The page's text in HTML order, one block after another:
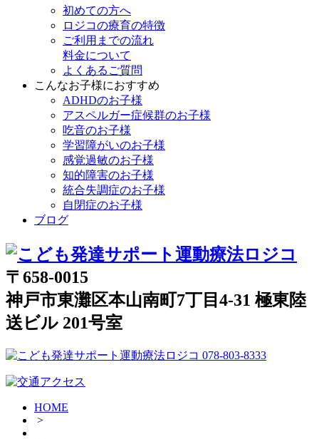
初めての方へ
ロジコの療育の特徴
ご利用までの流れ
料金について
よくあるご質問
こんなお子様におすすめ
ADHDのお子様
アスペルガー症候群のお子様
吃音のお子様
学習障がいのお子様
感覚過敏のお子様
知的障害のお子様
統合失調症のお子様
自閉症のお子様
ブログ
〒658-0015
神戸市東灘区本山南町7丁目4-31 極東陸
送ビル 201号室
HOME
>